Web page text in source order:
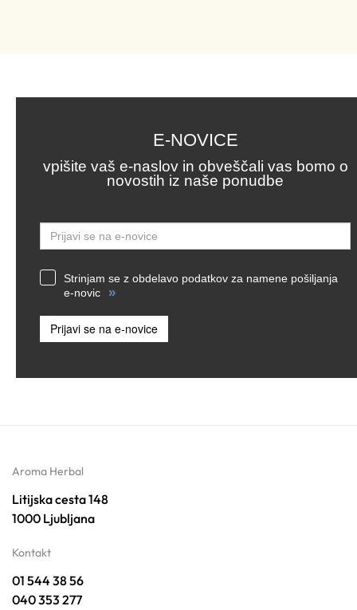
E-NOVICE
vpišite vaš e-naslov in obveščali vas bomo o
novostih iz naše ponudbe
Strinjam se z obdelavo podatkov za namene pošiljanja
e-novic
»
Prijavi se na e-novice
Aroma Herbal
Litijska cesta 148
1000 Ljubljana
Kontakt
01 544 38 56
040 353 277